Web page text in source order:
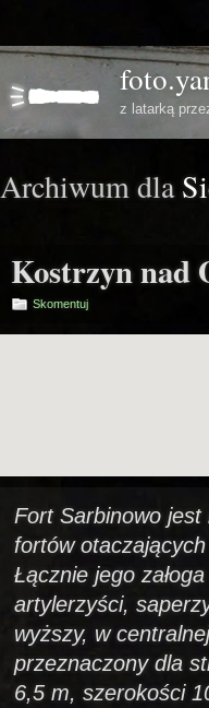
z latarką
Archiwum dla
Kostrzyn nad
Skomentuj
Fort Sarbinowo
fortów
Łącznie jego
artylerzyści,
wyższy, w
przeznaczony dla
6,5 m, szerokości